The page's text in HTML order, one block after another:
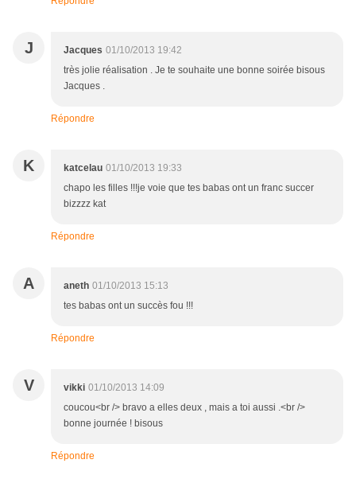
J Jacques 01/10/2013 19:42
très jolie réalisation . Je te souhaite une bonne soirée bisous
Jacques .
Répondre
K katcelau 01/10/2013 19:33
chapo les filles !!!je voie que tes babas ont un franc succer
bizzzz kat
Répondre
A aneth 01/10/2013 15:13
tes babas ont un succès fou !!!
Répondre
V vikki 01/10/2013 14:09
coucou<br /> bravo a elles deux , mais a toi aussi .<br />
bonne journée ! bisous
Répondre